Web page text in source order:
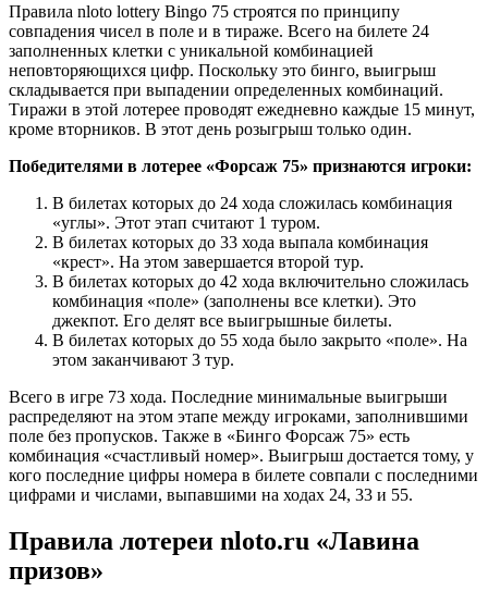
Правила nloto lottery Bingo 75 строятся по принципу
совпадения чисел в поле и в тираже. Всего на билете 24
заполненных клетки с уникальной комбинацией
неповторяющихся цифр. Поскольку это бинго, выигрыш
складывается при выпадении определенных комбинаций.
Тиражи в этой лотерее проводят ежедневно каждые 15 минут,
кроме вторников. В этот день розыгрыш только один.
Победителями в лотерее «Форсаж 75» признаются игроки:
В билетах которых до 24 хода сложилась комбинация
«углы». Этот этап считают 1 туром.
В билетах которых до 33 хода выпала комбинация
«крест». На этом завершается второй тур.
В билетах которых до 42 хода включительно сложилась
комбинация «поле» (заполнены все клетки). Это
джекпот. Его делят все выигрышные билеты.
В билетах которых до 55 хода было закрыто «поле». На
этом заканчивают 3 тур.
Всего в игре 73 хода. Последние минимальные выигрыши
распределяют на этом этапе между игроками, заполнившими
поле без пропусков. Также в «Бинго Форсаж 75» есть
комбинация «счастливый номер». Выигрыш достается тому, у
кого последние цифры номера в билете совпали с последними
цифрами и числами, выпавшими на ходах 24, 33 и 55.
Правила лотереи nloto.ru «Лавина
призов»